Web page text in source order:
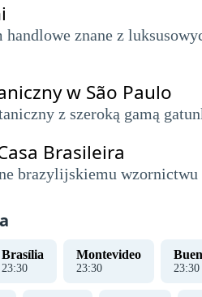
handlowe znane z
w São Paulo
z szeroką gamą
Brasileira
brazylijskiemu
Brasília
23:31
Montevideo
23:31 23:31